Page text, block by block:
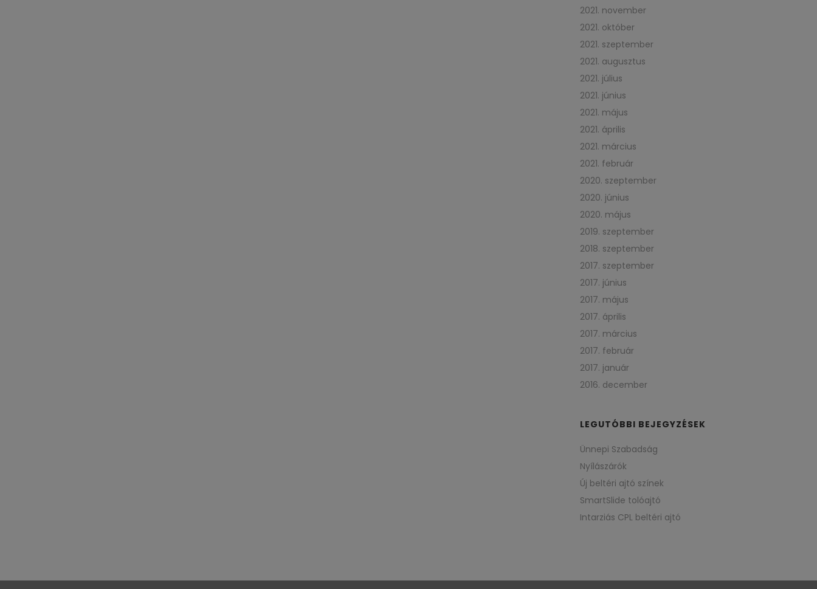
2021. november
2021. október
2021. szeptember
2021. augusztus
2021. július
2021. június
2021. május
2021. április
2021. március
2021. február
2020. szeptember
2020. június
2020. május
2019. szeptember
2018. szeptember
2017. szeptember
2017. június
2017. május
2017. április
2017. március
2017. február
2017. január
2016. december
LEGUTÓBBI BEJEGYZÉSEK
Ünnepi Szabadság
Nyílászárók
Új beltéri ajtó színek
SmartSlide tolóajtó
Intarziás CPL beltéri ajtó